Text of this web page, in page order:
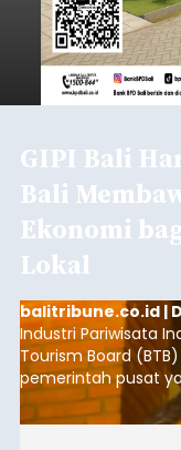
GIPI Bali
Bali
Ekonomi
Lokal
balitribune.co.id |
Industri Pariwisata
Tourism Board
pemerintah pusat
membawa dampak
"Program